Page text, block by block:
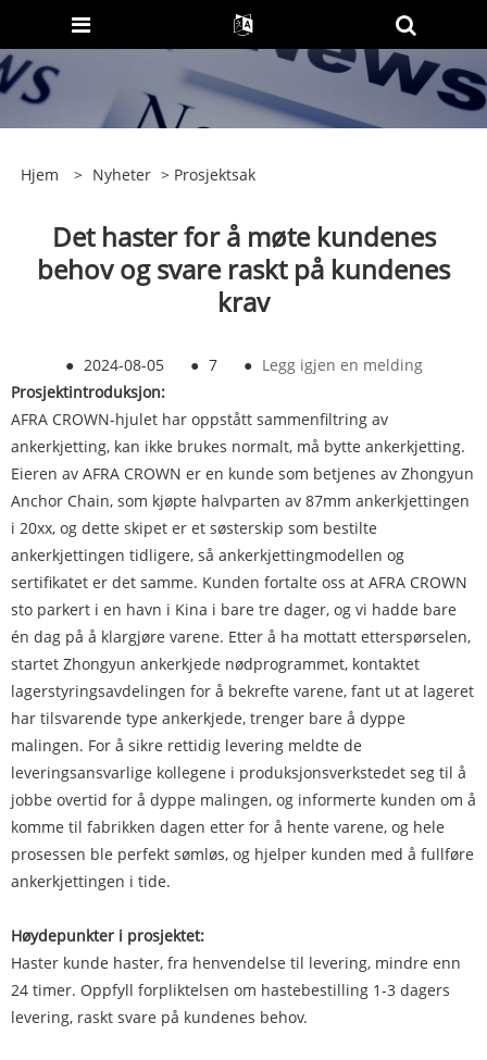
Hjem > Nyheter > Prosjektsak
Det haster for å møte kundenes
behov og svare raskt på kundenes
krav
● 2024-08-05 ● 7 ● Legg igjen en melding
Prosjektintroduksjon:
AFRA CROWN-hjulet har oppstått sammenfiltring av
ankerkjetting, kan ikke brukes normalt, må bytte ankerkjetting.
Eieren av AFRA CROWN er en kunde som betjenes av Zhongyun
Anchor Chain, som kjøpte halvparten av 87mm ankerkjettingen
i 20xx, og dette skipet er et søsterskip som bestilte
ankerkjettingen tidligere, så ankerkjettingmodellen og
sertifikatet er det samme. Kunden fortalte oss at AFRA CROWN
sto parkert i en havn i Kina i bare tre dager, og vi hadde bare
én dag på å klargjøre varene. Etter å ha mottatt etterspørselen,
startet Zhongyun ankerkjede nødprogrammet, kontaktet
lagerstyringsavdelingen for å bekrefte varene, fant ut at lageret
har tilsvarende type ankerkjede, trenger bare å dyppe
malingen. For å sikre rettidig levering meldte de
leveringsansvarlige kollegene i produksjonsverkstedet seg til å
jobbe overtid for å dyppe malingen, og informerte kunden om å
komme til fabrikken dagen etter for å hente varene, og hele
prosessen ble perfekt sømløs, og hjelper kunden med å fullføre
ankerkjettingen i tide.
Høydepunkter i prosjektet:
Haster kunde haster, fra henvendelse til levering, mindre enn
24 timer. Oppfyll forpliktelsen om hastebestilling 1-3 dagers
levering, raskt svare på kundenes behov.